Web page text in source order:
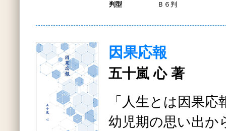
判型 Ｂ６判
因果応報
五十嵐 心 著
「人生とは因果
幼児期の思い出か